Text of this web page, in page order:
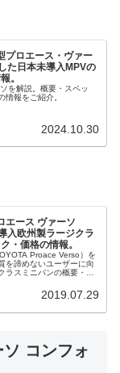
プロエース・ヴァー
た日本未導入MPVの
。
を解説。概要・スペッ
情報をご紹介。
2024.10.30
エース ヴァーソ
入欧州製ラージクラ
・価格の情報。
Proace Verso）を
を諦めないユーザーに向
ラスミニバンの概要・ス
2019.07.29
コンフォ